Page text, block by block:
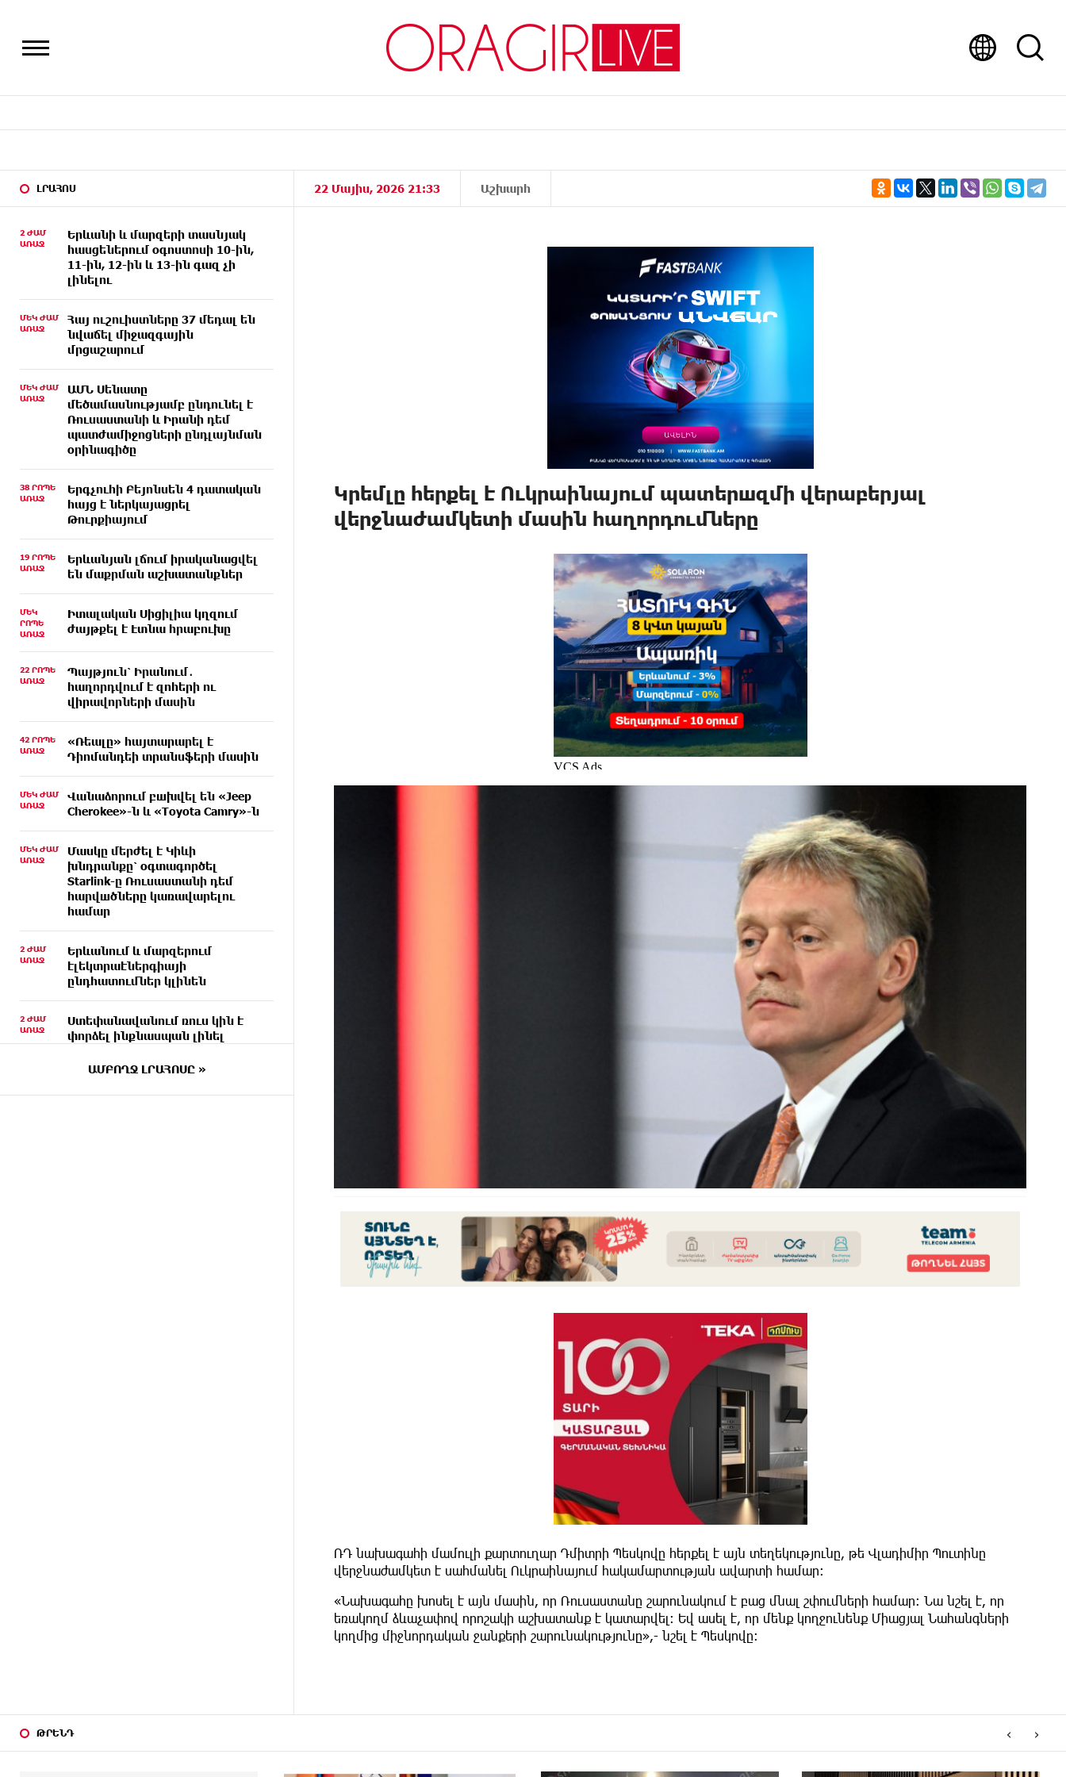
ԼՐԱՀՈՍ
2 ԺԱՄ
ԱՌԱՋ
Երևանի և մարզերի տասնյակ
հասցեներում օգոստոսի 10-ին,
11-ին, 12-ին և 13-ին գազ չի
լինելու
ՄԵԿ ԺԱՄ
ԱՌԱՋ
Հայ ուշուիստները 37 մեդալ են
նվաճել միջազգային
մրցաշարում
ՄԵԿ ԺԱՄ
ԱՌԱՋ
ԱՄՆ Սենատը
մեծամասնությամբ ընդունել է
Ռուսաստանի և Իրանի դեմ
պատժամիջոցների ընդլայնման
օրինագիծը
38 ՐՈՊԵ
ԱՌԱՋ
Երգչուհի Բեյոնսեն ​​4 դատական
հայց է ներկայացրել
Թուրքիայում
19 ՐՈՊԵ
ԱՌԱՋ
Երևանյան լճում իրականացվել
են մաքրման աշխատանքներ
ՄԵԿ
ՐՈՊԵ
ԱՌԱՋ
Իտալական Սիցիլիա կղզում
ժայթքել է Էտնա հրաբուխը
22 ՐՈՊԵ
ԱՌԱՋ
Պայթյուն՝ Իրանում․
հաղորդվում է զոհերի ու
վիրավորների մասին
42 ՐՈՊԵ
ԱՌԱՋ
«Ռեալը» հայտարարել է
Դիոմանդեի տրանսֆերի մասին
ՄԵԿ ԺԱՄ
ԱՌԱՋ
Վանաձորում բшխվել են «Jeep
Cherokee»-ն և «Toyota Camry»-ն
ՄԵԿ ԺԱՄ
ԱՌԱՋ
Մասկը մերժել է Կիևի
խնդրանքը՝ օգտագործել
Starlink-ը Ռուսաստանի դեմ
հարվшծները կառավարելու
համար
2 ԺԱՄ
ԱՌԱՋ
Երևանում և մարզերում
էլեկտրաէներգիայի
ընդհատումներ կլինեն
2 ԺԱՄ
ԱՌԱՋ
Ստեփանավանում ռուս կին է
փորձել ինքնասպան լինել
ԵԱՏՄ֊ն չի ուզում, որ իր
ԱՄԲՈՂՋ ԼՐԱՀՈՍԸ »
22 Մայիս, 2026 21:33 Աշխարհ
Կրեմլը հերքել է Ուկրաինայում պատերшզմի վերաբերյալ
վերջնաժամկետի մասին հաղորդումները
ՌԴ նախագահի մամուլի քարտուղար Դմիտրի Պեսկովը հերքել է այն տեղեկությունը, թե Վլադիմիր Պուտինը
վերջնաժամկետ է սահմանել Ուկրաինայում հակամարտության ավարտի համար։
«Նախագահը խոսել է այն մասին, որ Ռուսաստանը շարունակում է բաց մնալ շփումների համար։ Նա նշել է, որ
եռակողմ ձևաչափով որոշակի աշխատանք է կատարվել։ Եվ ասել է, որ մենք կողջունենք Միացյալ Նահանգների
կողմից միջնորդական ջանքերի շարունակությունը»,- նշել է Պեսկովը։
ԹՐԵՆԴ ‹ ›